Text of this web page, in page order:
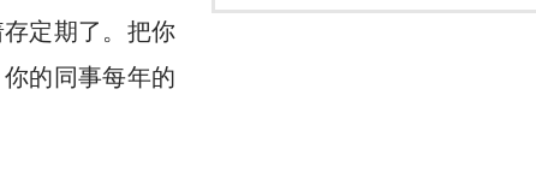
定期了。把你
的同事每年的